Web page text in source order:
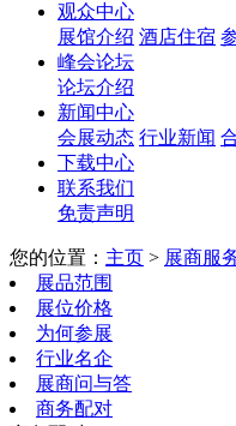
观众中心
展馆介绍 酒店住宿
峰会论坛
论坛介绍
新闻中心
会展动态 行业新闻
下载中心
联系我们
免责声明
您的位置： 主页 > 展商服
展品范围
展位价格
为何参展
行业名企
展商问与答
商务配对